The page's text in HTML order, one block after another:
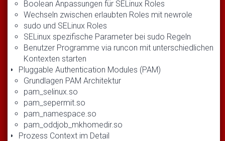
Boolean Anpassungen für SELinux Roles
Wechseln zwischen erlaubten Roles mit newrole
sudo und SELinux Roles
SELinux spezifische Parameter bei sudo Regeln
Benutzer Programme via runcon mit unterschiedlichen
Kontexten starten
Pluggable Authentication Modules (PAM)
Grundlagen PAM Architektur
pam_selinux.so
pam_sepermit.so
pam_namespace.so
pam_oddjob_mkhomedir.so
Prozess Context im Detail